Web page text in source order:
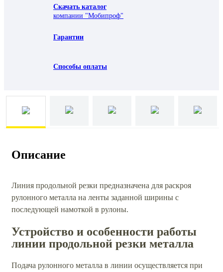
Скачать каталог
компании "Мобипроф"
Гарантии
Способы оплаты
Описание
Линия продольной резки предназначена для раскроя
рулонного металла на ленты заданной ширины с
последующей намоткой в рулоны.
Устройство и особенности работы
линии продольной резки металла
Подача рулонного металла в линии осуществляется при